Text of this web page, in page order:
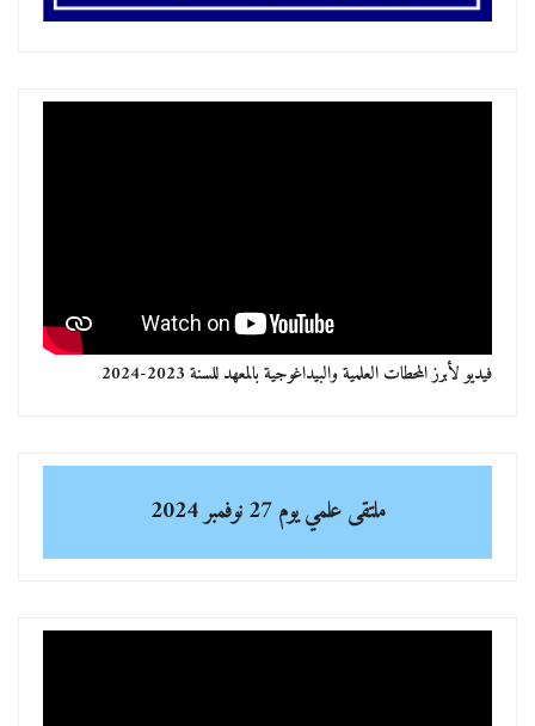
فيديو لأبرز المحطات العلمية والبيداغوجية بالمعهد للسنة 2023-2024
ملتقى علمييوم 27 نوفمبر 2024